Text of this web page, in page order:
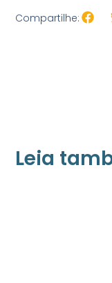
Compartilhe:
Leia